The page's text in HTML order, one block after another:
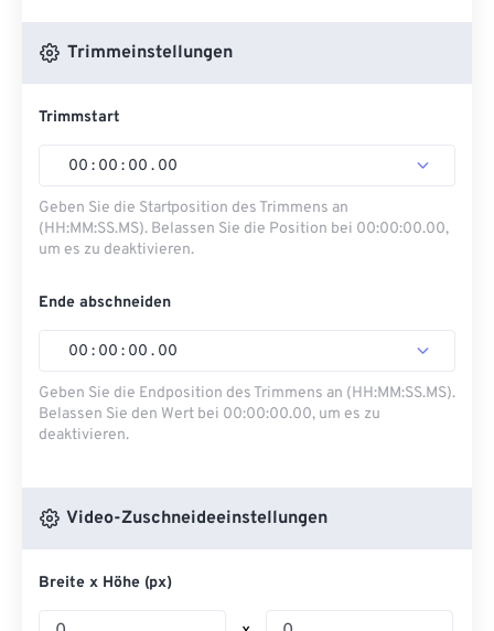
Trimmeinstellungen
Trimmstart
00 : 00 : 00 . 00
Geben Sie die Startposition des Trimmens an
(HH:MM:SS.MS). Belassen Sie die Position bei 00:00:00.00,
um es zu deaktivieren.
Ende abschneiden
00 : 00 : 00 . 00
Geben Sie die Endposition des Trimmens an (HH:MM:SS.MS).
Belassen Sie den Wert bei 00:00:00.00, um es zu
deaktivieren.
Video-Zuschneideeinstellungen
Breite x Höhe (px)